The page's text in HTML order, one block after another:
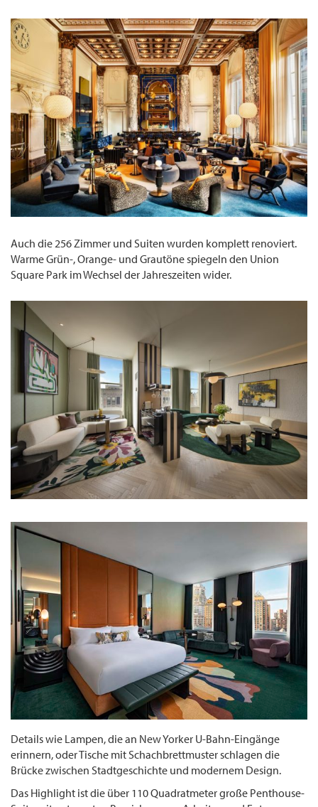
Auch die 256 Zimmer und Suiten wurden komplett renoviert.
Warme Grün-, Orange- und Grautöne spiegeln den Union
Square Park im Wechsel der Jahreszeiten wider.
Details wie Lampen, die an New Yorker U-Bahn-Eingänge
erinnern, oder Tische mit Schachbrettmuster schlagen die
Brücke zwischen Stadtgeschichte und modernem Design.
Das Highlight ist die über 110 Quadratmeter große Penthouse-